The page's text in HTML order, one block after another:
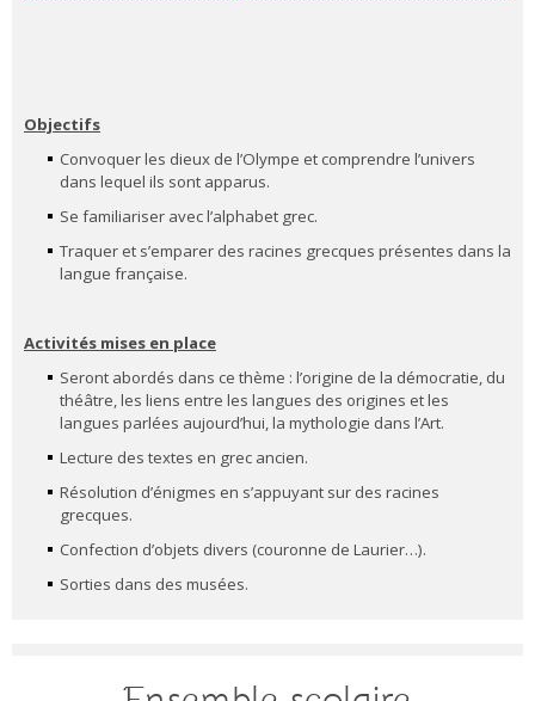
Objectifs
Convoquer les dieux de l’Olympe et comprendre l’univers
dans lequel ils sont apparus.
Se familiariser avec l’alphabet grec.
Traquer et s’emparer des racines grecques présentes dans la
langue française.
Activités mises en place
Seront abordés dans ce thème : l’origine de la démocratie, du
théâtre, les liens entre les langues des origines et les
langues parlées aujourd’hui, la mythologie dans l’Art.
Lecture des textes en grec ancien.
Résolution d’énigmes en s’appuyant sur des racines
grecques.
Confection d’objets divers (couronne de Laurier…).
Sorties dans des musées.